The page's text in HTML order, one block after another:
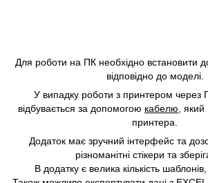
Для роботи на ПК необхідно встановити
відповідно до моделі.
У випадку роботи з принтером через
відбувається за допомогою кабелю ,
принтера.
Додаток має зручний інтерфейс та
різноманітні стікери та
В додатку є велика кількість